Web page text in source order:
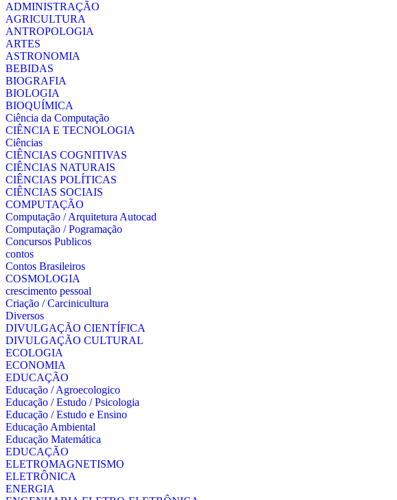
ADMINISTRAÇÃO
AGRICULTURA
ANTROPOLOGIA
ARTES
ASTRONOMIA
BEBIDAS
BIOGRAFIA
BIOLOGIA
BIOQUÍMICA
Ciência da Computação
CIÊNCIA E TECNOLOGIA
Ciências
CIÊNCIAS COGNITIVAS
CIÊNCIAS NATURAIS
CIÊNCIAS POLÍTICAS
CIÊNCIAS SOCIAIS
COMPUTAÇÃO
Computação / Arquitetura Autocad
Computação / Pogramação
Concursos Publicos
contos
Contos Brasileiros
COSMOLOGIA
crescimento pessoal
Criação / Carcinicultura
Diversos
DIVULGAÇÃO CIENTÍFICA
DIVULGAÇÃO CULTURAL
ECOLOGIA
ECONOMIA
EDUCAÇÃO
Educação / Agroecologico
Educação / Estudo / Psicologia
Educação / Estudo e Ensino
Educação Ambiental
Educação Matemática
EDUCAÇÃO
ELETROMAGNETISMO
ELETRÔNICA
ENERGIA